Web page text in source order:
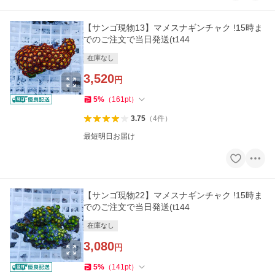
【サンゴ現物13】マメスナギンチャク !15時ま
でのご注文で当日発送(t144
在庫なし
3,520円
5% （ 161pt）
3.75（4件）
最短明日お届け
【サンゴ現物22】マメスナギンチャク !15時ま
でのご注文で当日発送(t144
在庫なし
3,080円
5% （ 141pt）